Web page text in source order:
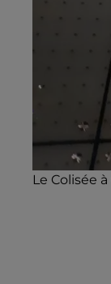
Le Colisée